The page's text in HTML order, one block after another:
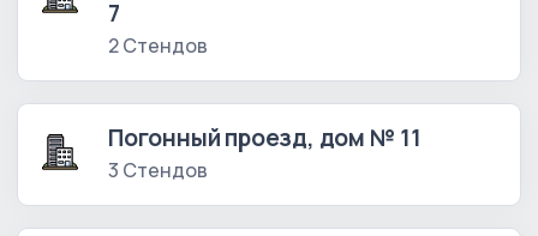
7
2 Стендов
Погонный проезд, дом № 11
3 Стендов